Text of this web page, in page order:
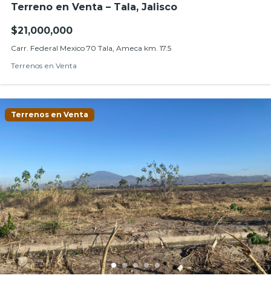
Terreno en Venta – Tala, Jalisco
$21,000,000
Carr. Federal Mexico 70 Tala, Ameca km. 17.5
Terrenos en Venta
Terrenos en Venta